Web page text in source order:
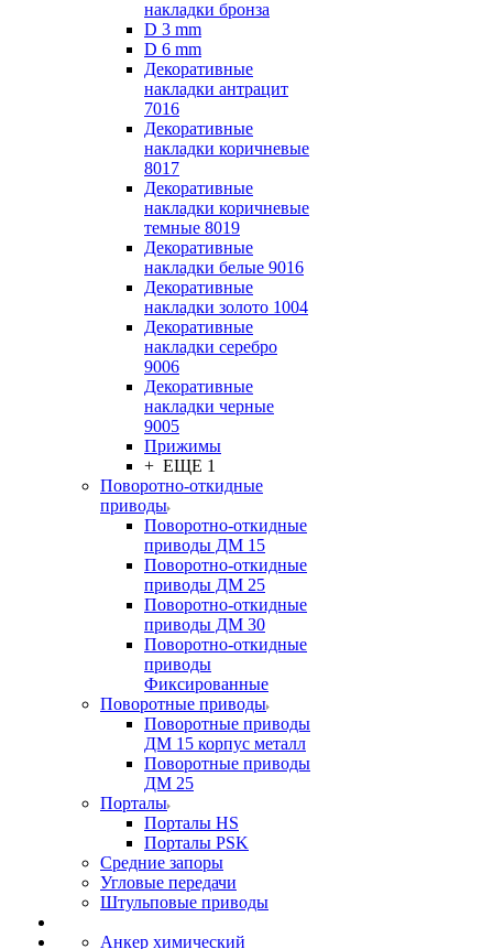
накладки бронза
D 3 mm
D 6 mm
Декоративные
накладки антрацит
7016
Декоративные
накладки коричневые
8017
Декоративные
накладки коричневые
темные 8019
Декоративные
накладки белые 9016
Декоративные
накладки золото 1004
Декоративные
накладки серебро
9006
Декоративные
накладки черные
9005
Прижимы
+ ЕЩЕ 1
Поворотно-откидные
приводы
Поворотно-откидные
приводы ДМ 15
Поворотно-откидные
приводы ДМ 25
Поворотно-откидные
приводы ДМ 30
Поворотно-откидные
приводы
Фиксированные
Поворотные приводы
Поворотные приводы
ДМ 15 корпус металл
Поворотные приводы
ДМ 25
Порталы
Порталы HS
Порталы PSK
Средние запоры
Угловые передачи
Штульповые приводы
Анкер химический